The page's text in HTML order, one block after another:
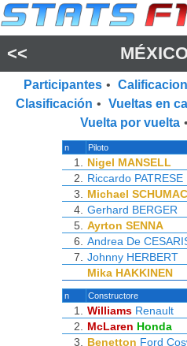
<<
Participantes •
Clasificación • Vueltas en
Vuelta por vuelta •
n Piloto
1. Nigel MANSELL
2.
Riccardo PATRESE
3.
Michael
4. Gerhard BERGER
5. Ayrton SENNA
6.
Andrea De
7.
Johnny HERBERT
Mika HAKKINEN
n Constructore
1. Williams Renault
2.
McLaren Honda
3.
Benetton Ford